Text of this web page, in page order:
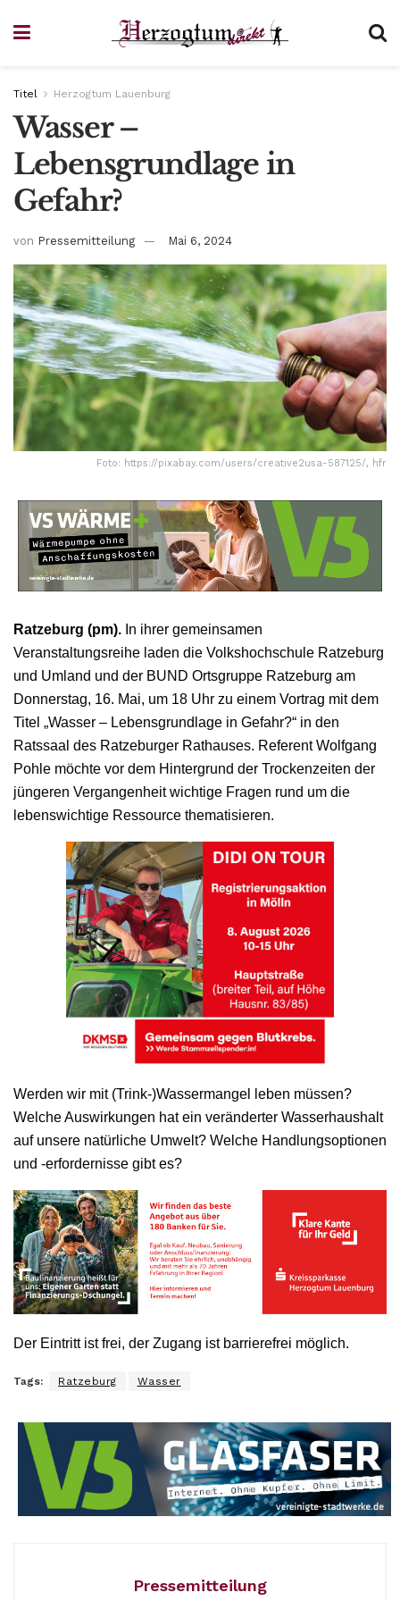
Titel Herzogtum Lauenburg
Wasser –
Lebensgrundlage in
Gefahr?
von Pressemitteilung Mai 6, 2024
Foto: https://pixabay.com/users/creative2usa-587125/, hfr
Ratzeburg (pm). In ihrer gemeinsamen
Veranstaltungsreihe laden die Volkshochschule Ratzeburg
und Umland und der BUND Ortsgruppe Ratzeburg am
Donnerstag, 16. Mai, um 18 Uhr zu einem Vortrag mit dem
Titel „Wasser – Lebensgrundlage in Gefahr?“ in den
Ratssaal des Ratzeburger Rathauses. Referent Wolfgang
Pohle möchte vor dem Hintergrund der Trockenzeiten der
jüngeren Vergangenheit wichtige Fragen rund um die
lebenswichtige Ressource thematisieren.
Werden wir mit (Trink-)Wassermangel leben müssen?
Welche Auswirkungen hat ein veränderter Wasserhaushalt
auf unsere natürliche Umwelt? Welche Handlungsoptionen
und -erfordernisse gibt es?
Der Eintritt ist frei, der Zugang ist barrierefrei möglich.
Tags: Ratzeburg Wasser
Pressemitteilung